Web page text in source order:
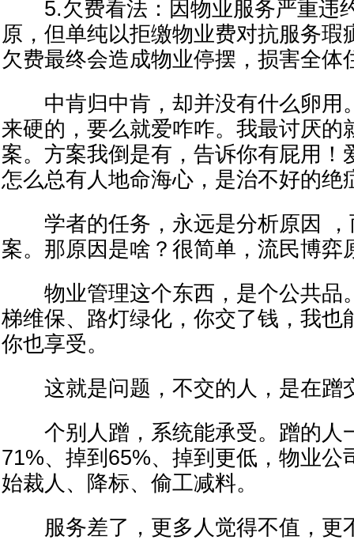
5.欠费看法：因物业服务严重违
原，但单纯以拒缴物业费对抗服务瑕
欠费最终会造成物业停摆，损害全体
中肯归中肯，却并没有什么卵用
来硬的，要么就爱咋咋。我最讨厌的
案。方案我倒是有，告诉你有屁用！
怎么总有人地命海心，是治不好的绝
学者的任务，永远是分析原因 ，
案。那原因是啥？很简单，流民博弈
物业管理这个东西，是个公共品
梯维保、路灯绿化，你交了钱，我也
你也享受。
这就是问题，不交的人，是在蹭
个别人蹭，系统能承受。蹭的人
71%、掉到65%、掉到更低，物业公
始裁人、降标、偷工减料。
服务差了，更多人觉得不值，更